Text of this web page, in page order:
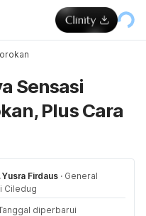
Sensasi
Plus Cara
Yusra Firdaus · General
Ciledug
diperbarui